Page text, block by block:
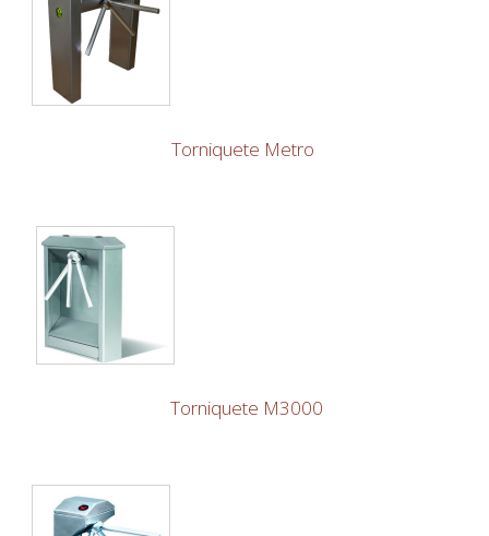
Torniquete Metro
Torniquete M3000